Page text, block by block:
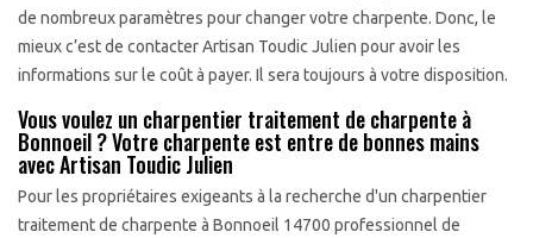
de nombreux paramètres pour changer votre charpente. Donc, le
mieux c’est de contacter Artisan Toudic Julien pour avoir les
informations sur le coût à payer. Il sera toujours à votre disposition.
Vous voulez un charpentier traitement de charpente à
Bonnoeil ? Votre charpente est entre de bonnes mains
avec Artisan Toudic Julien
Pour les propriétaires exigeants à la recherche d'un charpentier
traitement de charpente à Bonnoeil 14700 professionnel de